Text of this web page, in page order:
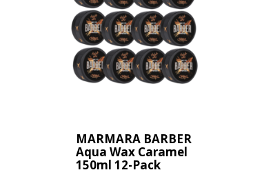
MARMARA BARBER
Aqua Wax Caramel
150ml 12-Pack